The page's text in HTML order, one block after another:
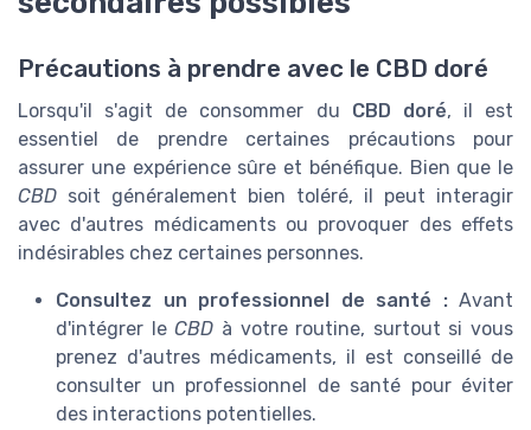
Précautions à prendre avec le CBD doré
Lorsqu'il s'agit de consommer du CBD doré, il est
essentiel de prendre certaines précautions pour
assurer une expérience sûre et bénéfique. Bien que le
CBD soit généralement bien toléré, il peut interagir
avec d'autres médicaments ou provoquer des effets
indésirables chez certaines personnes.
Consultez un professionnel de santé :Avant
d'intégrer leCBD à votre routine, surtout si vous
prenez d'autres médicaments, il est conseillé de
consulter un professionnel de santé pour éviter
des interactions potentielles.